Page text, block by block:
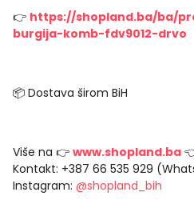
👉 https://shopland.ba/ba/
burgija-komb-fdv9012-drvo
📦 Dostava širom BiH
Više na 👉 www.shopland.ba
Kontakt: +387 66 535 929
Instagram: @shopland_bih